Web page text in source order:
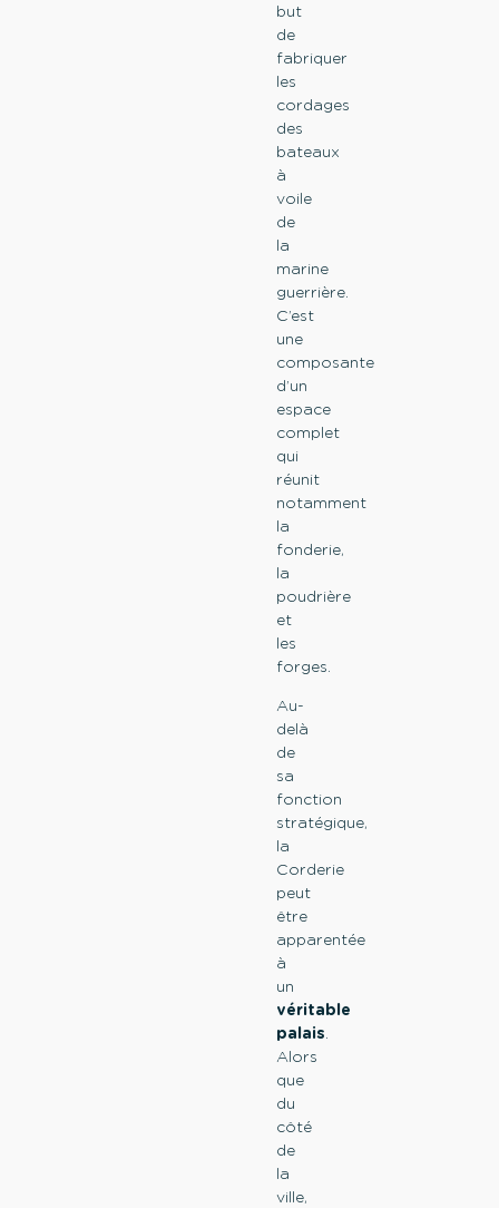
but
de
fabriquer
les
cordages
des
bateaux
à
voile
de
la
marine
guerrière.
C’est
une
composante
d’un
espace
complet
qui
réunit
notamment
la
fonderie,
la
poudrière
et
les
forges.
Au-
delà
de
sa
fonction
stratégique,
la
Corderie
peut
être
apparentée
à
un
véritable
palais
Alors
que
du
côté
de
la
ville,